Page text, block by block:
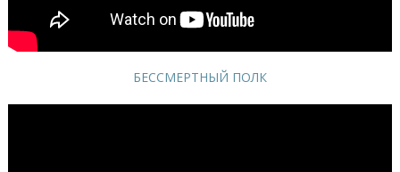
БЕССМЕРТНЫЙ ПОЛК